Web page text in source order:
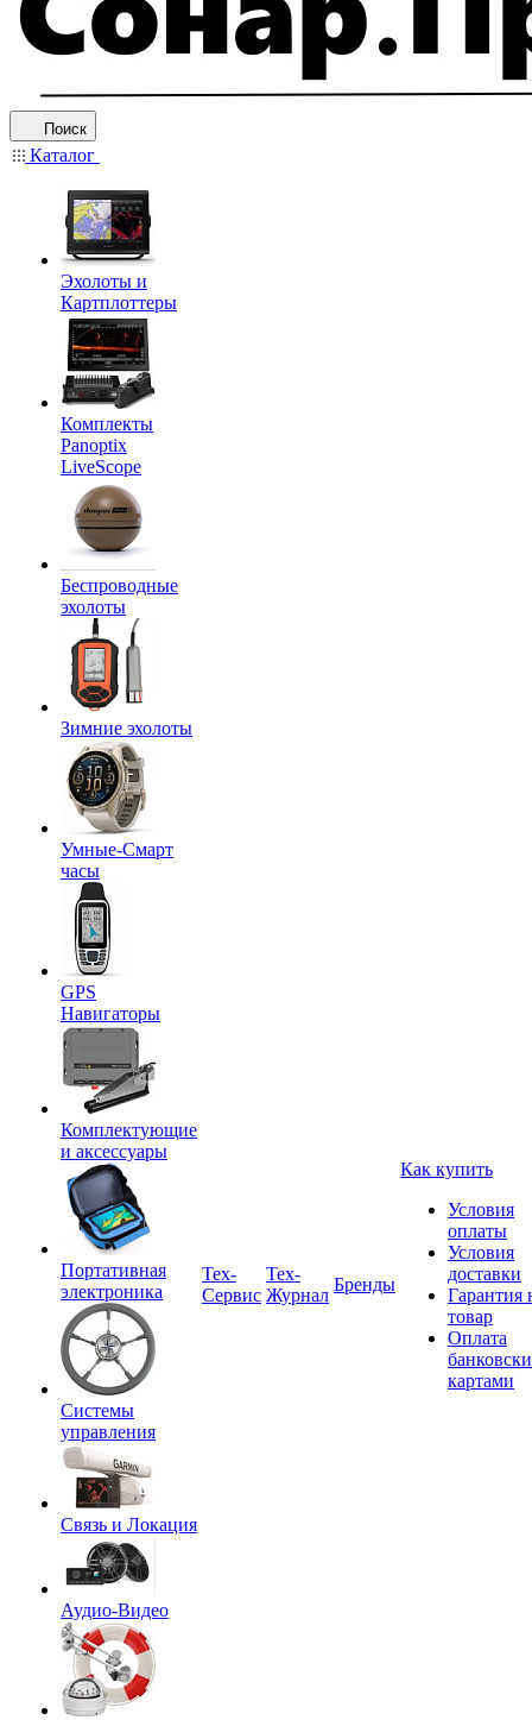
Поиск
Каталог
Эхолоты и
Картплоттеры
Комплекты
Panoptix
LiveScope
Беспроводные
эхолоты
Зимние эхолоты
Умные-Смарт
часы
GPS
Навигаторы
Комплектующие
и аксессуары
Портативная
электроника
Системы
управления
Связь и Локация
Аудио-Видео
Tex-
Сервис
Тех-
Журнал
Бренды
Как купить
Условия
оплаты
Условия
доставки
Гарантия
товар
Оплата
картами